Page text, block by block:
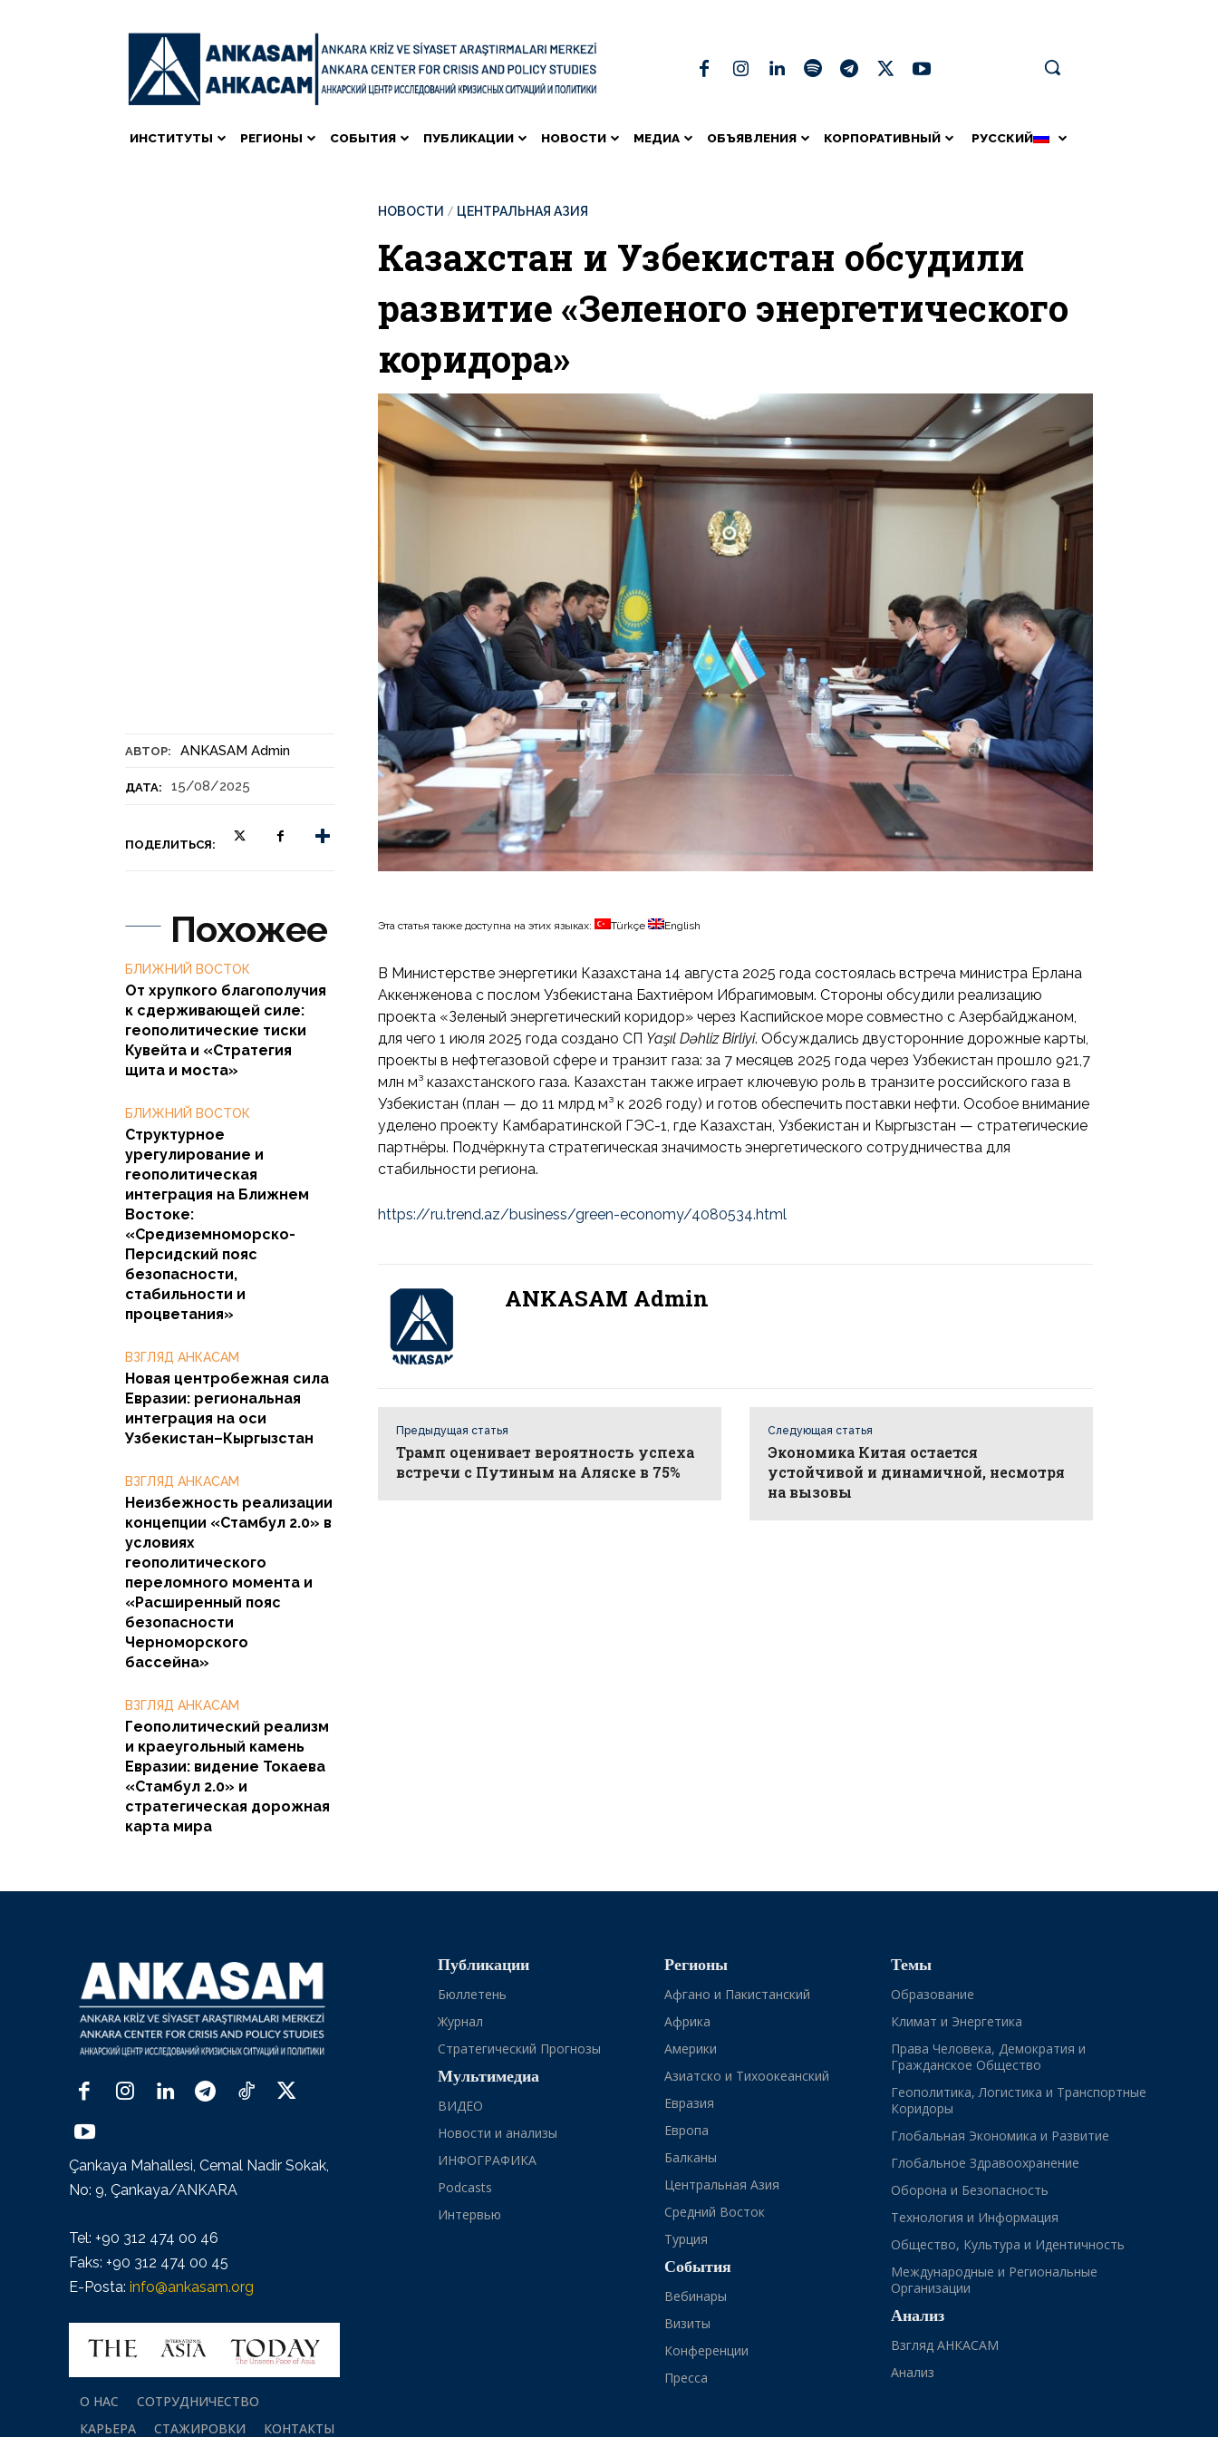
ИНСТИТУТЫ РЕГИОНЫ СОБЫТИЯ ПУБЛИКАЦИИ НОВОСТИ МЕДИА ОБЪЯВЛЕНИЯ КОРПОРАТИВНЫЙ РУССКИЙ
АВТОР: ANKASAM Admin
ДАТА: 15/08/2025
ПОДЕЛИТЬСЯ:
НОВОСТИ ЦЕНТРАЛЬНАЯ АЗИЯ
Казахстан и Узбекистан обсудили
развитие «Зеленого энергетического
коридора»
Похожее
БЛИЖНИЙ ВОСТОК
От хрупкого благополучия
к сдерживающей силе:
геополитические тиски
Кувейта и «Стратегия
щита и моста»
БЛИЖНИЙ ВОСТОК
Структурное
урегулирование и
геополитическая
интеграция на Ближнем
Востоке:
«Средиземноморско-
Персидский пояс
безопасности,
стабильности и
процветания»
ВЗГЛЯД АНКАСАМ
Новая центробежная сила
Евразии: региональная
интеграция на оси
Узбекистан–Кыргызстан
ВЗГЛЯД АНКАСАМ
Неизбежность реализации
концепции «Стамбул 2.0» в
условиях
геополитического
переломного момента и
«Расширенный пояс
безопасности
Черноморского
бассейна»
ВЗГЛЯД АНКАСАМ
Геополитический реализм
и краеугольный камень
Евразии: видение Токаева
«Стамбул 2.0» и
стратегическая дорожная
карта мира
Эта статья также доступна на этих языках: Türkçe English
В Министерстве энергетики Казахстана 14 августа 2025 года состоялась встреча министра Ерлана
Аккенженова с послом Узбекистана Бахтиёром Ибрагимовым. Стороны обсудили реализацию
проекта «Зеленый энергетический коридор» через Каспийское море совместно с Азербайджаном,
для чего 1 июля 2025 года создано СП Yaşıl Dəhliz Birliyi. Обсуждались двусторонние дорожные карты,
проекты в нефтегазовой сфере и транзит газа: за 7 месяцев 2025 года через Узбекистан прошло 921,7
млн м³ казахстанского газа. Казахстан также играет ключевую роль в транзите российского газа в
Узбекистан (план — до 11 млрд м³ к 2026 году) и готов обеспечить поставки нефти. Особое внимание
уделено проекту Камбаратинской ГЭС-1, где Казахстан, Узбекистан и Кыргызстан — стратегические
партнёры. Подчёркнута стратегическая значимость энергетического сотрудничества для
стабильности региона.
https://ru.trend.az/business/green-economy/4080534.html
ANKASAM Admin
Предыдущая статья
Трамп оценивает вероятность успеха
встречи с Путиным на Аляске в 75%
Следующая статья
Экономика Китая остается
устойчивой и динамичной, несмотря
на вызовы
Çankaya Mahallesi, Cemal Nadir Sokak,
No: 9, Çankaya/ANKARA
Tel: +90 312 474 00 46
Faks: +90 312 474 00 45
E-Posta: info@ankasam.org
О НАС
СОТРУДНИЧЕСТВО
КАРЬЕРА
СТАЖИРОВКИ КОНТАКТЫ
Публикации
Бюллетень
Журнал
Стратегический Прогнозы
Мультимедиа
ВИДЕО
Новости и анализы
ИНФОГРАФИКА
Podcasts
Интервью
Регионы
Афгано и Пакистанский
Африка
Америки
Азиатско и Тихоокеанский
Евразия
Европа
Балканы
Центральная Азия
Средний Восток
Турция
События
Вебинары
Визиты
Конференции
Пресса
Темы
Образование
Климат и Энергетика
Права Человека, Демократия и
Гражданское Общество
Геополитика, Логистика и Транспортные
Коридоры
Глобальная Экономика и Развитие
Глобальное Здравоохранение
Оборона и Безопасность
Технология и Информация
Общество, Культура и Идентичность
Международные и Региональные
Организации
Анализ
Взгляд АНКАСАМ
Анализ